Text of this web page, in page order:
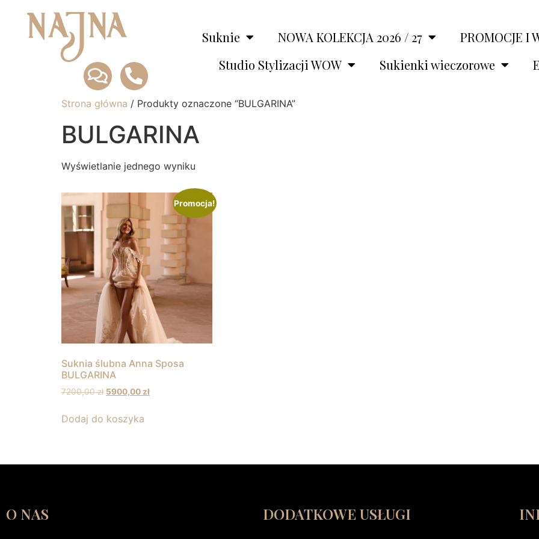
Suknie NOWA KOLEKCJA 2026 / 27
PROMOCJE I
Studio Stylizacji WOW
Sukienki wieczorowe
Strona główna / Produkty oznaczone “BULGARINA”
BULGARINA
Wyświetlanie jednego wyniku
Promocja!
Suknia ślubna Anna Sposa
BULGARINA
7200,00zł 5900,00 zł
Dodaj do koszyka
O NAS DODATKOWE USŁUGI